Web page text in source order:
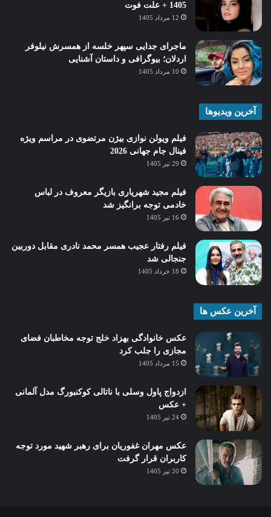
1405 + علت فوت
12 مرداد 1405
ماجرای جدایی سپهر خلسه از همسرش نیلوفر
اردلان؛ بیوگرافی و داستان آشنایی
10 مرداد 1405
آخرین ویدیوها
فیلم ویولن نوازی بیژن مرتضوی در مراسم ویژه
فینال جام جهانی 2026
29 تیر 1405
فیلم مجید شهریاری بازیگر معروف در لباس
خادمی توجه برانگیز شد
16 تیر 1405
فیلم رفتار عجیب همسر محمد نادری مقابل دوربین
جنجالی شد
18 خرداد 1405
آخرین عکس ها
عکس خانوادگی بهزاد خلج توجه مخاطبان فضای
مجازی را جلب کرد
15 مرداد 1405
ازدواج پاول وسلی با ناتالی کوکنبورگ مدل آلمانی
+ عکس
24 تیر 1405
عکس مهران غفوریان برای رهبر شهید مورد توجه
کاربران قرار گرفت
20 تیر 1405